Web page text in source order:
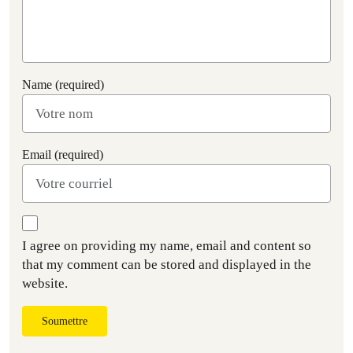
Name (required)
Email (required)
I agree on providing my name, email and content so
that my comment can be stored and displayed in the
website.
Soumettre